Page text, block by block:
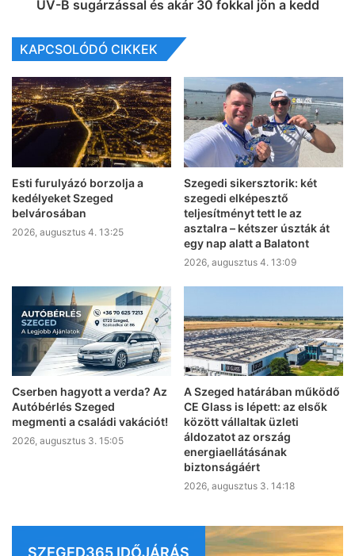
UV-B sugárzással és akár 30 fokkal jön a kedd
KAPCSOLÓDÓ CIKKEK
Esti furulyázó borzolja a
kedélyeket Szeged
belvárosában
2026, augusztus 4. 13:25
Szegedi sikersztorik: két
szegedi elképesztő
teljesítményt tett le az
asztalra – kétszer úszták át
egy nap alatt a Balatont
2026, augusztus 4. 13:09
Cserben hagyott a verda? Az
Autóbérlés Szeged
megmenti a családi vakációt!
2026, augusztus 3. 15:05
A Szeged határában működő
CE Glass is lépett: az elsők
között vállaltak üzleti
áldozatot az ország
energiaellátásának
biztonságáért
2026, augusztus 3. 14:18
SZEGED365 IDŐJÁRÁS